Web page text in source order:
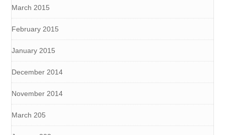
March 2015
February 2015
January 2015
December 2014
November 2014
March 205